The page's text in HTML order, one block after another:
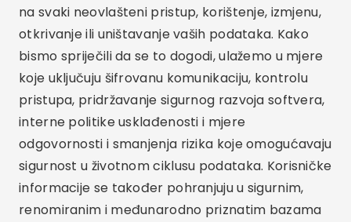
na svaki neovlašteni pristup, korištenje, izmjenu,
otkrivanje ili uništavanje vaših podataka. Kako
bismo spriječili da se to dogodi, ulažemo u mjere
koje uključuju šifrovanu komunikaciju, kontrolu
pristupa, pridržavanje sigurnog razvoja softvera,
interne politike usklađenosti i mjere
odgovornosti i smanjenja rizika koje omogućavaju
sigurnost u životnom ciklusu podataka. Korisničke
informacije se također pohranjuju u sigurnim,
renomiranim i međunarodno priznatim bazama